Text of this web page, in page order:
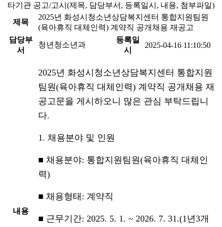
타기관 공고/고시(제목, 담당부서, 등록일시, 내용, 첨부파일)
제목
2025년 화성시청소년상담복지센터 통합지원팀원
(육아휴직 대체인력) 계약직 공개채용 재공고
담당부
서
청년청소년과
등록일
시
2025-04-16 11:10:50
내용
2025년 화성시청소년상담복지센터 통합지원
팀원(육아휴직 대체인력) 계약직 공개채용 재
공고문을 게시하오니 많은 관심 부탁드립니
다.
1. 채용분야 및 인원
■ 채용분야: 통합지원팀원(육아휴직 대체인
력)
■ 채용형태: 계약직
■ 근무기간: 2025. 5. 1. ~ 2026. 7. 31.(1년3개